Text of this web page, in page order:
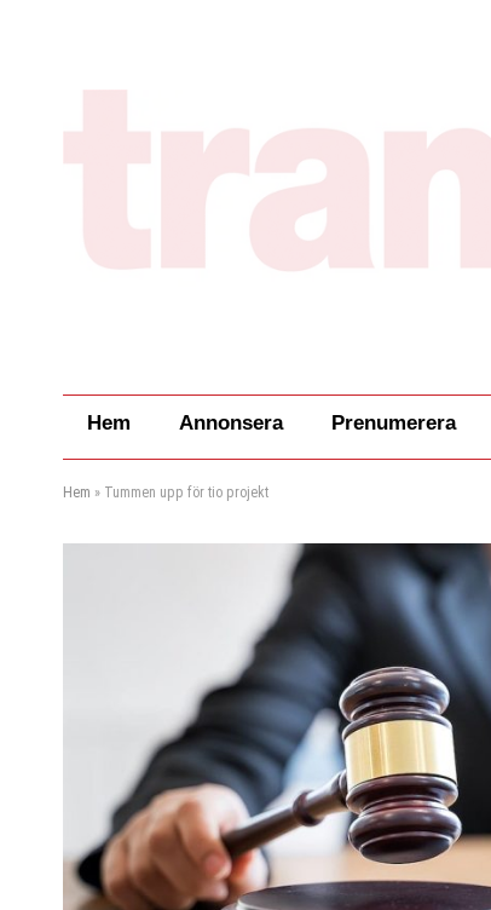
Hem Annonsera Prenumerera
Hem » Tummen upp för tio projekt